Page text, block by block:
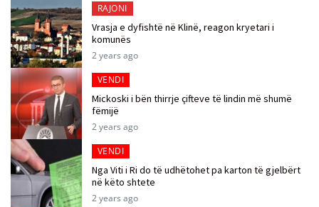
RAJONI
Vrasja e dyfishtë në Klinë, reagon kryetari i
komunës
2 years ago
VENDI
Mickoski i bën thirrje çifteve të lindin më shumë
fëmijë
2 years ago
VENDI
Nga Viti i Ri do të udhëtohet pa karton të gjelbërt
në këto shtete
2 years ago